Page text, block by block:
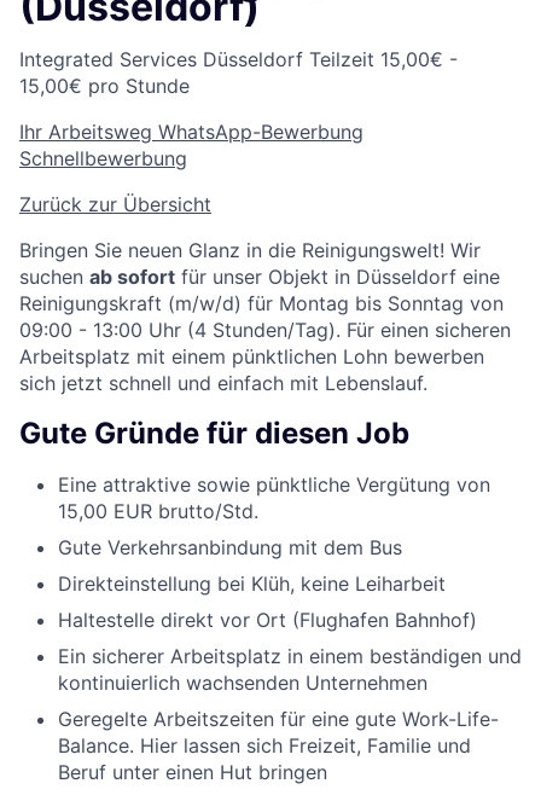
Integrated Services Düsseldorf Teilzeit 15,00€ -
15,00€ pro Stunde
Ihr Arbeitsweg WhatsApp-Bewerbung
Schnellbewerbung
Zurück zur Übersicht
Bringen Sie neuen Glanz in die Reinigungswelt! Wir
suchen ab sofort für unser Objekt in Düsseldorf eine
Reinigungskraft (m/w/d) für Montag bis Sonntag von
09:00 - 13:00 Uhr (4 Stunden/Tag). Für einen sicheren
Arbeitsplatz mit einem pünktlichen Lohn bewerben
sich jetzt schnell und einfach mit Lebenslauf.
Gute Gründe für diesen Job
Eine attraktive sowie pünktliche Vergütung von
15,00 EUR brutto/Std.
Gute Verkehrsanbindung mit dem Bus
Direkteinstellung bei Klüh, keine Leiharbeit
Haltestelle direkt vor Ort (Flughafen Bahnhof)
Ein sicherer Arbeitsplatz in einem beständigen und
kontinuierlich wachsenden Unternehmen
Geregelte Arbeitszeiten für eine gute Work-Life-
Balance. Hier lassen sich Freizeit, Familie und
Beruf unter einen Hut bringen